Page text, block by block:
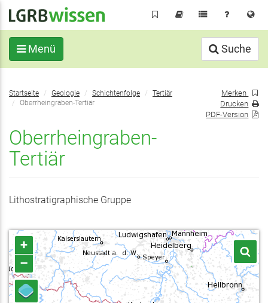
Inhalt
Menü Suche
Sie
befinden
Startseite Geologie Schichtenfolge
Tertiär
Oberrheingraben-Tertiär
Oberrheingraben-
Tertiär
Merken
Drucken
PDF-Version
Lithostratigraphische Gruppe
+
–